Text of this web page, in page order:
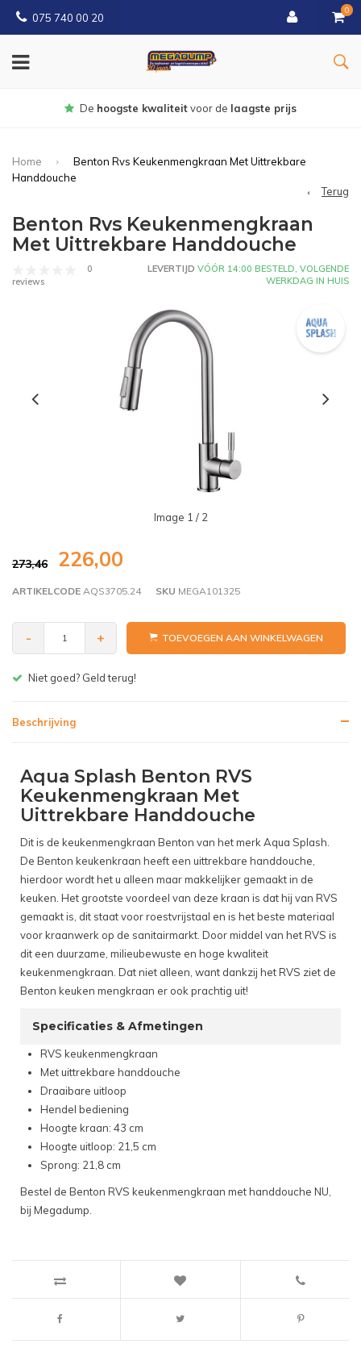
075 740 00 20
0
Gratisbezorgd vanaf € 150
Home
Benton Rvs Keukenmengkraan Met Uittrekbare
Handdouche
Terug
Benton Rvs Keukenmengkraan
Met Uittrekbare Handdouche
0
reviews
LEVERTIJD VÓÓR 14:00 BESTELD, VOLGENDE
WERKDAG IN HUIS
Image 1 / 2
273,46 226,00
ARTIKELCODE AQS3705.24 SKU MEGA101325
- + TOEVOEGEN AAN WINKELWAGEN
Gratis bezorgen v.a. € 150,- (NL)
Beschrijving
Aqua Splash Benton RVS
Keukenmengkraan Met
Uittrekbare Handdouche
Dit is de keukenmengkraan Benton van het merk Aqua Splash.
De Benton keukenkraan heeft een uittrekbare handdouche,
hierdoor wordt het u alleen maar makkelijker gemaakt in de
keuken. Het grootste voordeel van deze kraan is dat hij van RVS
gemaakt is, dit staat voor roestvrijstaal en is het beste materiaal
voor kraanwerk op de sanitairmarkt. Door middel van het RVS is
dit een duurzame, milieubewuste en hoge kwaliteit
keukenmengkraan. Dat niet alleen, want dankzij het RVS ziet de
Benton keuken mengkraan er ook prachtig uit!
Specificaties & Afmetingen
RVS keukenmengkraan
Met uittrekbare handdouche
Draaibare uitloop
Hendel bediening
Hoogte kraan: 43 cm
Hoogte uitloop: 21,5 cm
Sprong: 21,8 cm
Bestel de Benton RVS keukenmengkraan met handdouche NU,
bij Megadump.